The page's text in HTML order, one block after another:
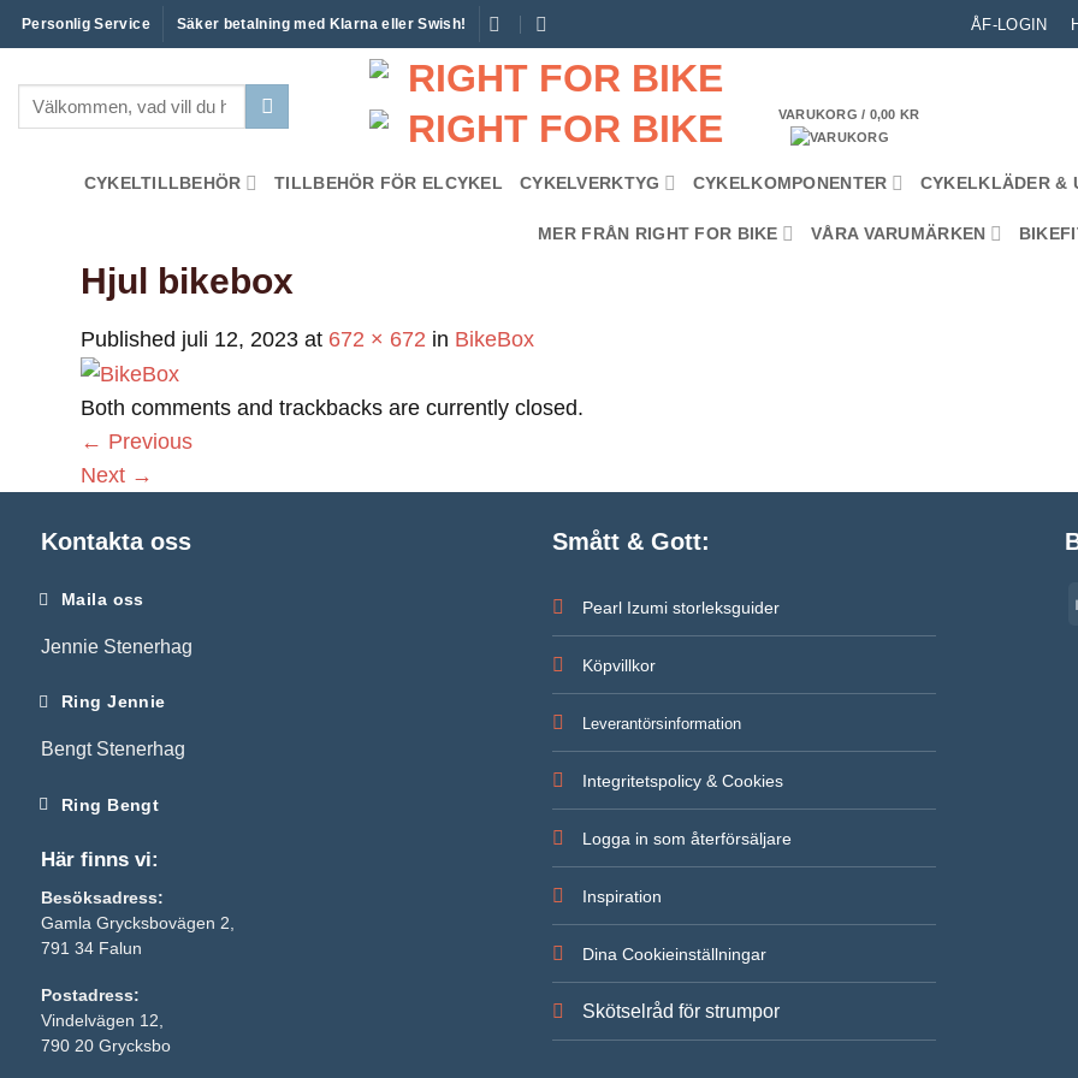
Skip
to
content
Personlig Service Säker betalning med Klarna eller Swish! ÅF-LOGIN
Sök
VARUKORG / 0,00 KR
CYKELTILLBEHÖR TILLBEHÖR FÖR ELCYKEL CYKELVERKTYG CYKELKOMPONENTER CYKELKLÄDER &
MER FRÅN RIGHT FOR BIKE VÅRA VARUMÄRKEN
Hjul bikebox
Published juli 12, 2023 at 672 × 672 in BikeBox
Both comments and trackbacks are currently closed.
← Previous
Next →
Kontakta oss
Maila oss
Jennie Stenerhag
Ring Jennie
Bengt Stenerhag
Ring Bengt
Här finns vi:
Besöksadress:
Gamla Grycksbovägen 2,
791 34 Falun
Postadress:
Vindelvägen 12,
790 20 Grycksbo
Smått & Gott:
Pearl Izumi storleksguider
Köpvillkor
Leverantörsinformation
Integritetspolicy & Cookies
Logga in som återförsäljare
Inspiration
Dina Cookieinställningar
Skötselråd för strumpor
Nödvändiga
går inte att
välja bort. De